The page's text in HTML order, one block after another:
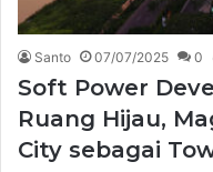
Santo 07/07/2025 0
Soft Power
Ruang Hijau,
City sebagai